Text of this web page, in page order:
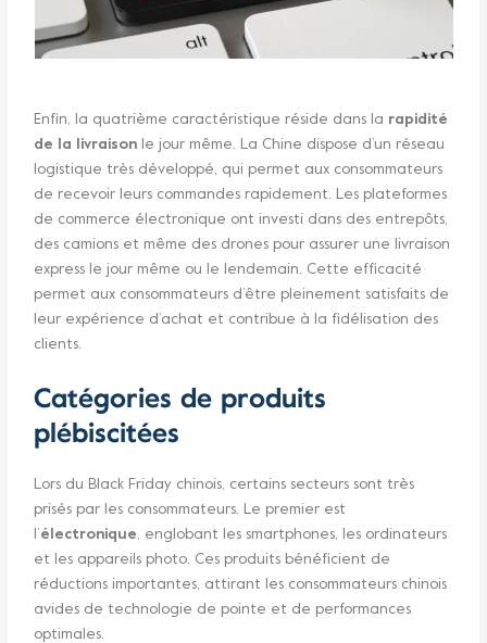
Enfin, la quatrième caractéristique réside dans la rapidité
de la livraison le jour même. La Chine dispose d’un réseau
logistique très développé, qui permet aux consommateurs
de recevoir leurs commandes rapidement. Les plateformes
de commerce électronique ont investi dans des entrepôts,
des camions et même des drones pour assurer une livraison
express le jour même ou le lendemain. Cette efficacité
permet aux consommateurs d’être pleinement satisfaits de
leur expérience d’achat et contribue à la fidélisation des
clients.
Catégories de produits
plébiscitées
Lors du Black Friday chinois, certains secteurs sont très
prisés par les consommateurs. Le premier est
l’électronique, englobant les smartphones, les ordinateurs
et les appareils photo. Ces produits bénéficient de
réductions importantes, attirant les consommateurs chinois
avides de technologie de pointe et de performances
optimales.